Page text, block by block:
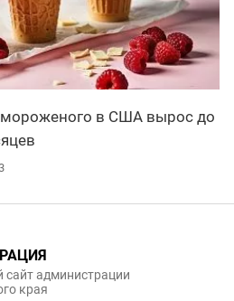
мороженого в США вырос до
администрации
края